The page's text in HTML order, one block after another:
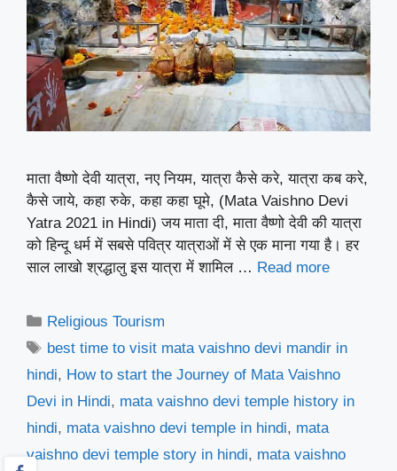
माता वैष्णो देवी यात्रा, नए नियम, यात्रा कैसे करे, यात्रा कब करे,
कैसे जाये, कहा रुके, कहा कहा घूमे, (Mata Vaishno Devi
Yatra 2021 in Hindi) जय माता दी, माता वैष्णो देवी की यात्रा
को हिन्दू धर्म में सबसे पवित्र यात्राओं में से एक माना गया है। हर
साल लाखो श्रद्धालु इस यात्रा में शामिल … Read more
Categories
Religious Tourism
Tags
best time to visit mata vaishno devi mandir in
hindi, How to start the Journey of Mata Vaishno
Devi in Hindi, mata vaishno devi temple history in
hindi, mata vaishno devi temple in hindi, mata
vaishno devi temple story in hindi, mata vaishno